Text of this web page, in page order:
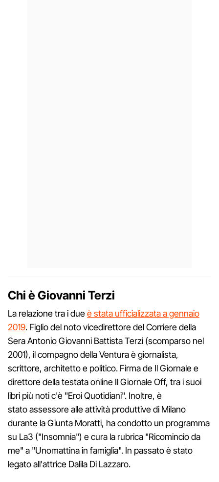
Chi è Giovanni Terzi
La relazione tra i dueè stata ufficializzata a gennaio
2019. Figlio del noto vicedirettore del Corriere della
Sera Antonio Giovanni Battista Terzi (scomparso nel
2001), il compagno della Ventura è giornalista,
scrittore, architetto e politico. Firma de Il Giornale e
direttore della testata online Il Giornale Off, tra i suoi
libri più noti c'è "Eroi Quotidiani". Inoltre, è
stato assessore alle attività produttive di Milano
durante la Giunta Moratti, ha condotto un programma
su La3 ("Insomnia") e cura la rubrica "Ricomincio da
me" a "Unomattina in famiglia". In passato è stato
legato all'attrice Dalila Di Lazzaro.